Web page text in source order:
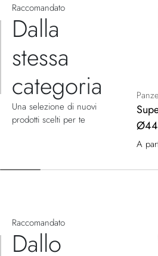
Raccomandato
Dalla
stessa
categoria
Una selezione di nuovi
prodotti scelti per te
Ø44
A
Raccomandato
Dallo